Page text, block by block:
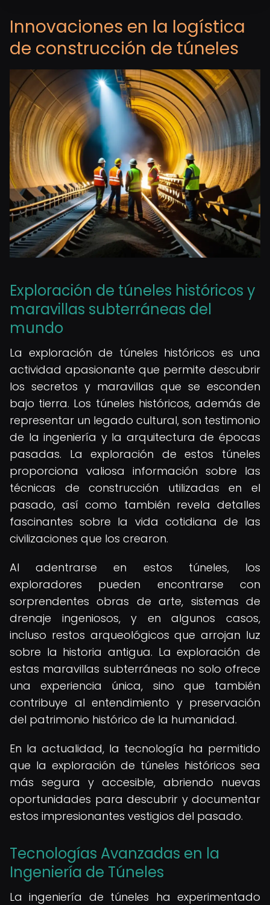
Innovaciones en la logística
de construcción de túneles
Exploración de túneles históricos y
maravillas subterráneas del
mundo
La exploración de túneles históricos es una
actividad apasionante que permite descubrir
los secretos y maravillas que se esconden
bajo tierra. Los túneles históricos, además de
representar un legado cultural, son testimonio
de la ingeniería y la arquitectura de épocas
pasadas. La exploración de estos túneles
proporciona valiosa información sobre las
técnicas de construcción utilizadas en el
pasado, así como también revela detalles
fascinantes sobre la vida cotidiana de las
civilizaciones que los crearon.
Al adentrarse en estos túneles, los
exploradores pueden encontrarse con
sorprendentes obras de arte, sistemas de
drenaje ingeniosos, y en algunos casos,
incluso restos arqueológicos que arrojan luz
sobre la historia antigua. La exploración de
estas maravillas subterráneas no solo ofrece
una experiencia única, sino que también
contribuye al entendimiento y preservación
del patrimonio histórico de la humanidad.
En la actualidad, la tecnología ha permitido
que la exploración de túneles históricos sea
más segura y accesible, abriendo nuevas
oportunidades para descubrir y documentar
estos impresionantes vestigios del pasado.
Tecnologías Avanzadas en la
Ingeniería de Túneles
La ingeniería de túneles ha experimentado